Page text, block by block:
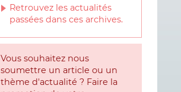
Retrouvez les actualités
passées dans ces archives.
Vous souhaitez nous
soumettre un article ou un
thème d'actualité ? Faire la